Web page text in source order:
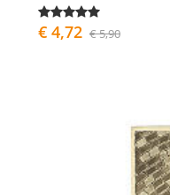
€ 4,72 € 5,90